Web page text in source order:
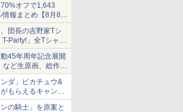
70%オフで1,643
情報まとめ【8月8日
「大神 絶景版」が
団長の吉野家Tシ
Party!」全Tシャツ
ン販売開始
45年周年記念展開
など生原画、総作画
ダ」ピカチュウ&
もらえるキャンペ
の騎士」を原案と